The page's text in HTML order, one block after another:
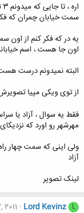
سمت خیابان چمران که
یه در که فکر کنم از اون
اون جا هست ، اسم
البته نمیدونم درست
از توی ویکی مپیا
فقط یه سوال ، آزاد یا
مهرشهر رو اورد که
ولی اینی که سمت چهار
آزاد
لینک تصویر
L
Lord Kevinz